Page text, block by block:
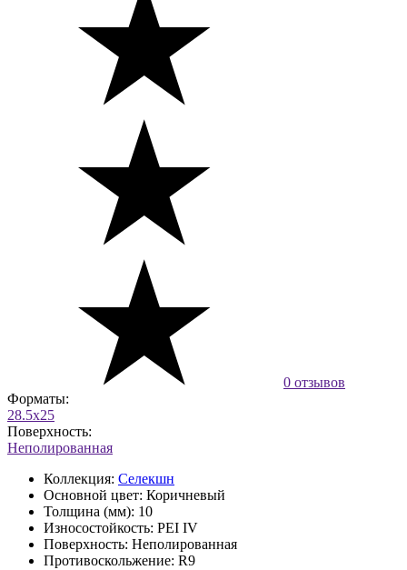
0 отзывов
Форматы:
28.5x25
Поверхность:
Неполированная
Коллекция: Селекшн
Основной цвет: Коричневый
Толщина (мм): 10
Износостойкость: PEI IV
Поверхность: Неполированная
Противоскольжение: R9